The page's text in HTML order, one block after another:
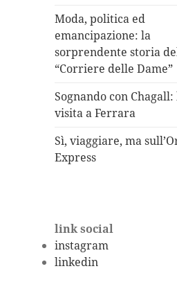
Moda, politica ed
emancipazione: la
sorprendente storia
“Corriere delle Dame”
Sognando con
visita a Ferrara
Sì, viaggiare, ma
Express
link social
instagram
linkedin